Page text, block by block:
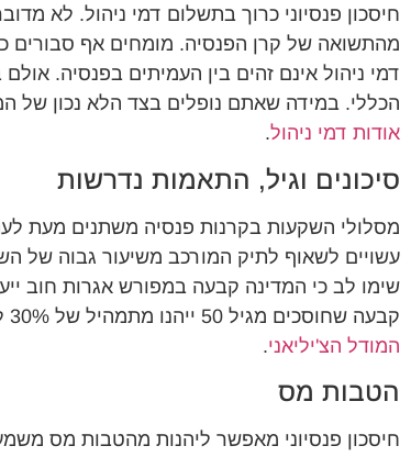
מהתשואה של קרן הפנסיה. מומחים אף סבורים
דמי ניהול אינם זהים בין העמיתים בפנסיה.
הכללי. במידה שאתם נופלים בצד הלא נכון של
אודות דמי ניהול.
סיכונים וגיל, התאמות נדרשות
מסלולי השקעות בקרנות פנסיה משתנים מעת
עשויים לשאוף לתיק המורכב משיעור גבוה של
שימו לב כי המדינה קבעה במפורש אגרות חוב
קבעה שחוסכים מגיל 50 ייהנו מתמהיל של 30% לפחות באג"ח ייעודיות ובקרב חוסכים בני 60 ומעלה מדובר על 60%.
המודל הצ'יליאני.
הטבות מס
חיסכון פנסיוני מאפשר ליהנות מהטבות מס